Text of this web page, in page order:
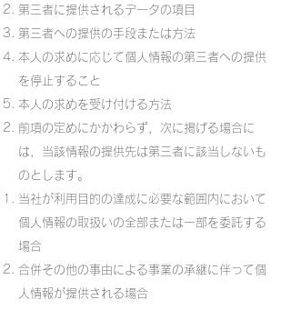
第三者に提供されるデータの項目
第三者への提供の手段または方法
本人の求めに応じて個人情報の第三者への提供
を停止すること
本人の求めを受け付ける方法
前項の定めにかかわらず，次に掲げる場合に
は，当該情報の提供先は第三者に該当しないも
のとします。
当社が利用目的の達成に必要な範囲内において
個人情報の取扱いの全部または一部を委託する
場合
合併その他の事由による事業の承継に伴って個
人情報が提供される場合